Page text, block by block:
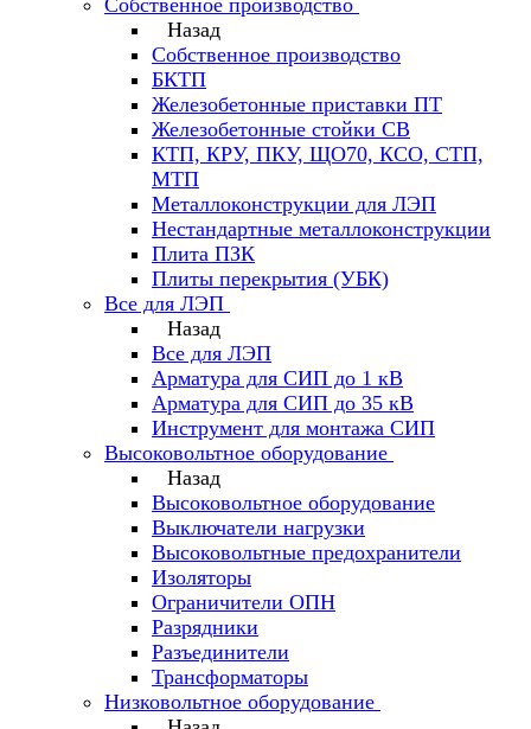
Собственное производство
Назад
Собственное производство
БКТП
Железобетонные приставки ПТ
Железобетонные стойки СВ
КТП, КРУ, ПКУ, ЩО70, КСО, СТП,
МТП
Металлоконструкции для ЛЭП
Нестандартные металлоконструкции
Плита ПЗК
Плиты перекрытия (УБК)
Все для ЛЭП
Назад
Все для ЛЭП
Арматура для СИП до 1 кВ
Арматура для СИП до 35 кВ
Инструмент для монтажа СИП
Высоковольтное оборудование
Назад
Высоковольтное оборудование
Выключатели нагрузки
Высоковольтные предохранители
Изоляторы
Ограничители ОПН
Разрядники
Разъединители
Трансформаторы
Низковольтное оборудование